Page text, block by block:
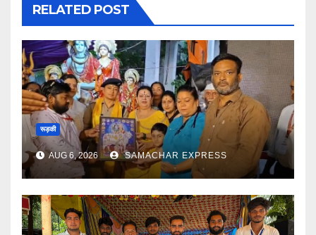
RELATED POST
रूड़की
AUG 6, 2026 SAMACHAR EXPRESS